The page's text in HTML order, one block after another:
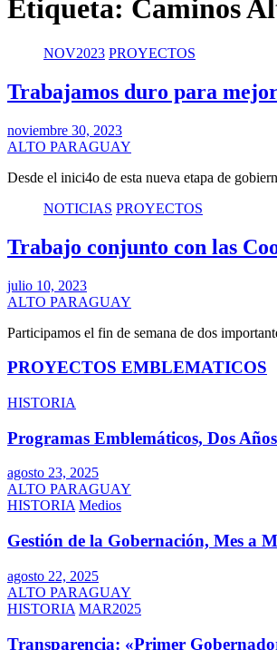
Etiqueta: Caminos
NOV2023 PROYECTOS
Trabajamos duro para
noviembre 30, 2023
ALTO PARAGUAY
Desde el inici4o de esta nueva etapa de
NOTICIAS PROYECTOS
Trabajo conjunto con las
julio 10, 2023
ALTO PARAGUAY
Participamos el fin de semana de dos
PROYECTOS EMBLEMATICOS
HISTORIA
Programas Emblemáticos, Dos
agosto 23, 2025
ALTO PARAGUAY
HISTORIA Medios
Gestión de la Gobernación, Mes a
agosto 22, 2025
ALTO PARAGUAY
HISTORIA MAR2025
Transparencia: «Primer